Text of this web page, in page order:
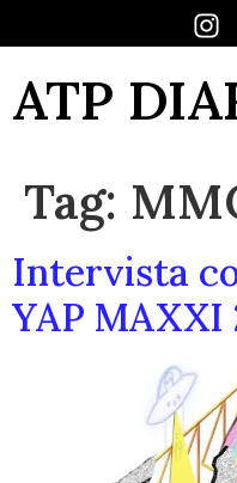
ATP
Tag:
Intervista
YAP MAXXI